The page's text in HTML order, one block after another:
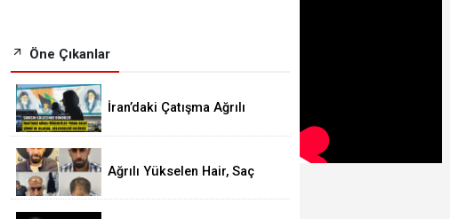
Öne Çıkanlar
İran’daki Çatışma Ağrılı
Ağrılı Yükselen Hair, Saç
Şube Açıyor!